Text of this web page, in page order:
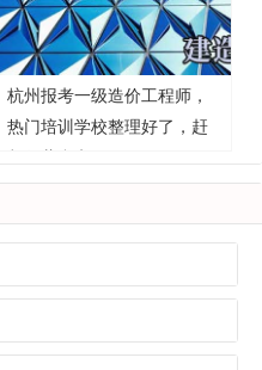
杭州报考一级造价工程师，
热门培训学校整理好了，赶